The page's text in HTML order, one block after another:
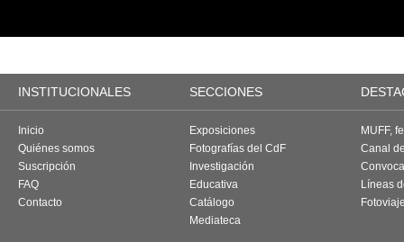
INSTITUCIONALES SECCIONES
Inicio
Quiénes somos
Suscripción
FAQ
Contacto
Exposiciones
Fotografías del CdF
Investigación
Educativa
Catálogo
Mediateca
MUFF,
Canal
Líneas